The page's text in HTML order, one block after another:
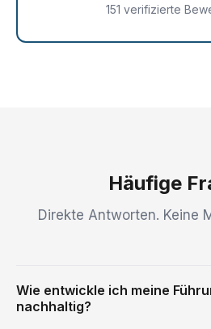
151 verifizierte
Häufige
Direkte Antworten. Keine
Wie entwickle ich meine
nachhaltig?